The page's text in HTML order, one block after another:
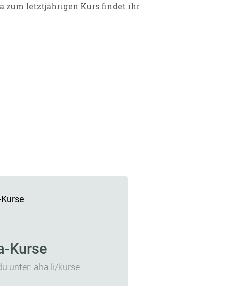
zum letztjährigen Kurs findet ihr